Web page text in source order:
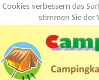
Cookies verbessern das
stimmen Sie der